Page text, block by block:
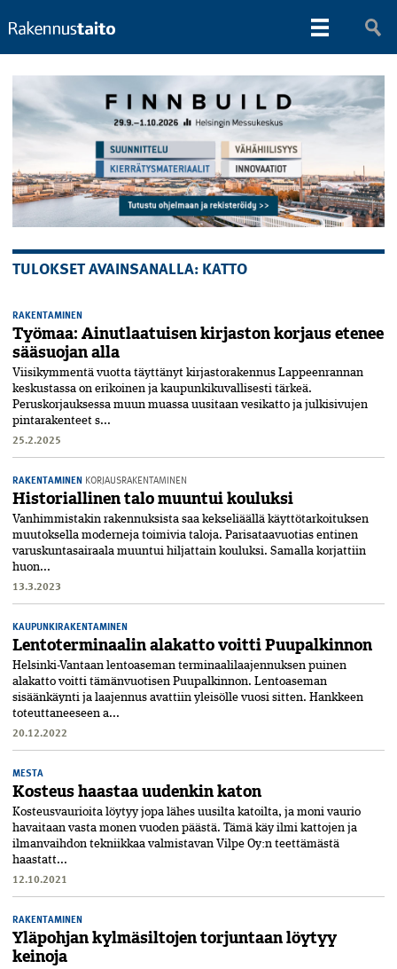
TULOKSET AVAINSANALLA: KATTO
RAKENTAMINEN
Työmaa: Ainutlaatuisen kirjaston korjaus etenee
sääsuojan alla
Viisikymmentä vuotta täyttänyt kirjastorakennus Lappeenrannan
keskustassa on erikoinen ja kaupunkikuvallisesti tärkeä.
Peruskorjauksessa muun muassa uusitaan vesikatto ja julkisivujen
pintarakenteet s...
25.2.2025
RAKENTAMINEN KORJAUSRAKENTAMINEN
Historiallinen talo muuntui kouluksi
Vanhimmistakin rakennuksista saa kekseliäällä käyttötarkoituksen
muutoksella moderneja toimivia taloja. Parisataavuotias entinen
varuskuntasairaala muuntui hiljattain kouluksi. Samalla korjattiin
huon...
13.3.2023
KAUPUNKIRAKENTAMINEN
Lentoterminaalin alakatto voitti Puupalkinnon
Helsinki-Vantaan lentoaseman terminaalilaajennuksen puinen
alakatto voitti tämänvuotisen Puupalkinnon. Lentoaseman
sisäänkäynti ja laajennus avattiin yleisölle vuosi sitten. Hankkeen
toteuttaneeseen a...
20.12.2022
MESTA
Kosteus haastaa uudenkin katon
Kosteusvaurioita löytyy jopa lähes uusilta katoilta, ja moni­ vaurio
havaitaan vasta monen vuoden päästä. Tämä käy ilmi­ kattojen ja
ilmanvaihdon tekniikkaa valmistavan Vilpe Oy:n teettämästä
haastatt...
12.10.2021
RAKENTAMINEN
Yläpohjan kylmäsiltojen torjuntaan löytyy
keinoja